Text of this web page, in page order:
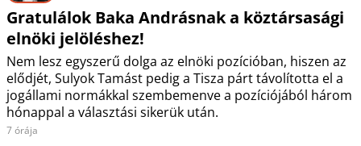
Gratulálok Baka Andrásnak a köztársasági
elnöki jelöléshez!
Nem lesz egyszerű dolga az elnöki pozícióban, hiszen az
elődjét, Sulyok Tamást pedig a Tisza párt távolította el a
jogállami normákkal szembemenve a pozíciójából három
hónappal a választási sikerük után.
7 órája